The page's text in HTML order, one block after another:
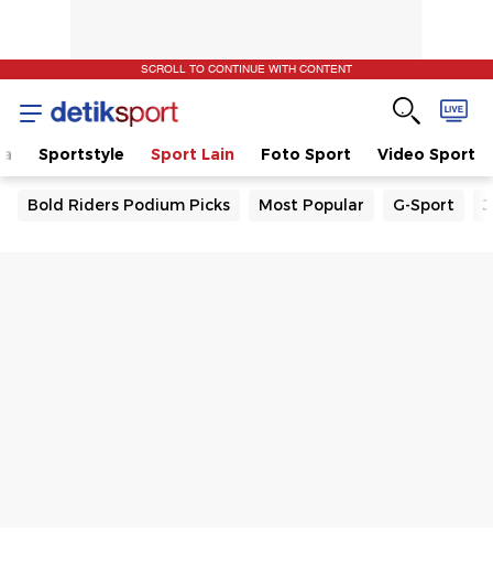
SCROLL TO CONTINUE WITH CONTENT
Sportstyle Sport Lain Foto Sport Video Sport
Bold Riders Podium Picks Most Popular G-Sport